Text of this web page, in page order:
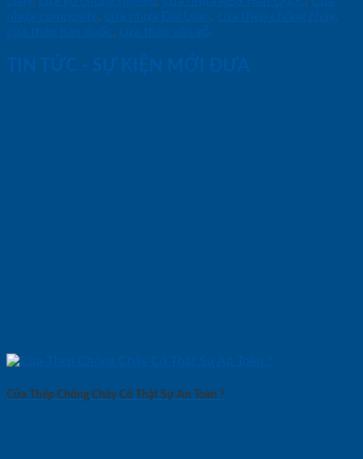
nhựa composite , cửa nhựa Đài Loan , cửa thép chống cháy,
cửa thép hàn quốc , cửa thép vân gỗ.
TIN TỨC - SỰ KIỆN MỚI ĐƯA
Cửa Thép Chống Cháy Có Thật Sự An Toàn ?